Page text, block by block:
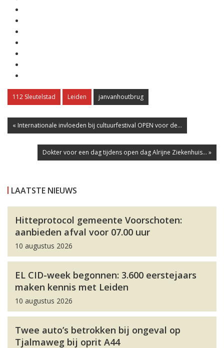
112 Sleutelstad Leiden janvanhoutbrug
« Internationale invloeden bij cultuurfestival OPEN voor de...
Dokter voor een dag tijdens open dag Alrijne Ziekenhuis... »
LAATSTE NIEUWS
Hitteprotocol gemeente Voorschoten:
aanbieden afval voor 07.00 uur
10 augustus 2026
EL CID-week begonnen: 3.600 eerstejaars
maken kennis met Leiden
10 augustus 2026
Twee auto’s betrokken bij ongeval op
Tjalmaweg bij oprit A44